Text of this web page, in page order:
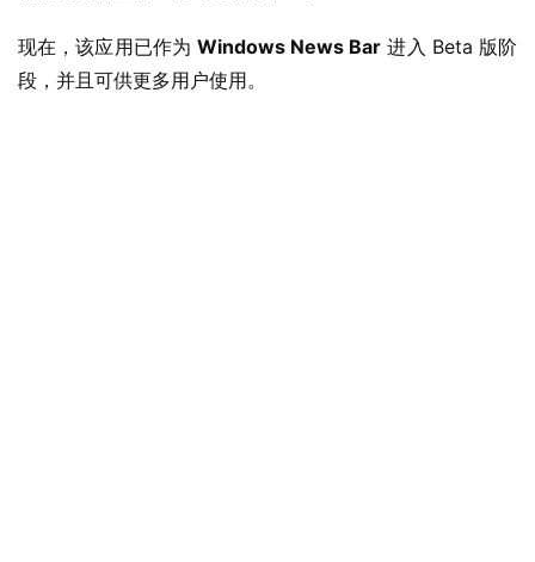
现在，该应用已作为 Windows News Bar 进入 Beta 版阶
段，并且可供更多用户使用。